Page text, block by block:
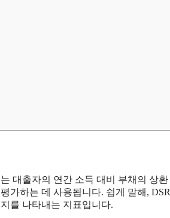
대출자의 연간 소득 대비 부채의 상환
가하는 데 사용됩니다. 쉽게 말해, DSR
를 나타내는 지표입니다.